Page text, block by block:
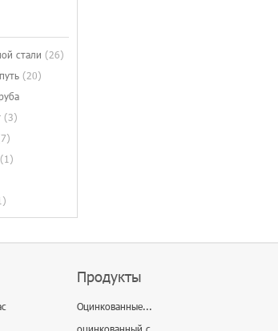
стали (26)
(20)
(3)
(1)
Продукты
Оцинкованные...
оцинкованный с ...